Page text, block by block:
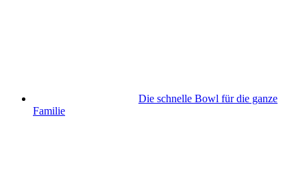
Die schnelle Bowl für die ganze
Familie